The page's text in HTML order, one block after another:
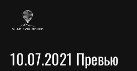
10.07.2021 Превью